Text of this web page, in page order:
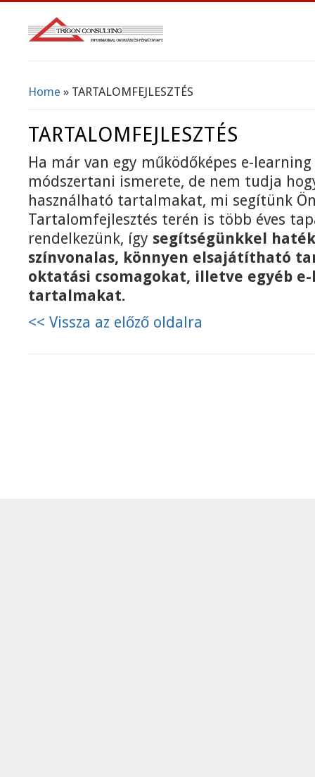
You Are Here
Home » TARTALOMFEJLESZTÉS
TARTALOMFEJLESZTÉS
Ha már van egy működőképes e-learning
módszertani ismerete, de nem tudja
használható tartalmakat, mi segítünk
Tartalomfejlesztés terén is több éves
rendelkezünk, így segítségünkkel
színvonalas, könnyen elsajátítható
oktatási csomagokat, illetve egyéb
tartalmakat.
<< Vissza az előző oldalra